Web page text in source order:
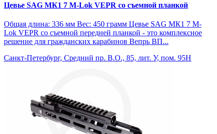
Цевье SAG МК1 7 M-Lok VEPR со съемной планкой
Общая длина: 336 мм Вес: 450 грамм Цевье SAG МК1 7 M-
Lok VEPR со съемной передней планкой - это комплексное
решение для гражданских карабинов Вепрь ВП...
Санкт-Петербург, Средний пр. В.О., 85, лит. У, пом. 95Н